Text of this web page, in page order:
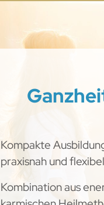
Kompakte
praxisnah und flexibel
Kombination aus